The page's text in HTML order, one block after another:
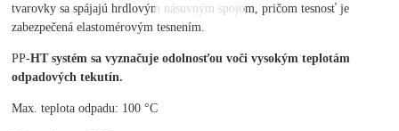
tvarovky sa spájajú hrdlovým násuvným spojom, pričom tesnosť je
zabezpečená elastomérovým tesnením.
PP-HT systém sa vyznačuje odolnosťou voči vysokým teplotám
odpadových tekutín.
Max. teplota odpadu: 100 °C